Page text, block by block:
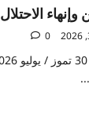
الاحتلال
0